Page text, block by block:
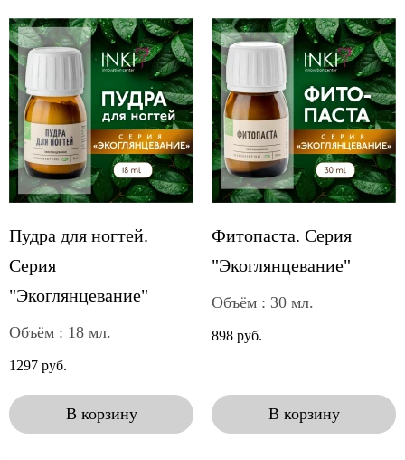
Пудра для ногтей.
Серия
"Экоглянцевание"
Объём : 18 мл.
1297 руб.
В корзину
Фитопаста. Серия
"Экоглянцевание"
Объём : 30 мл.
898 руб.
В корзину